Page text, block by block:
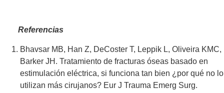
Referencias
Bhavsar MB, Han Z, DeCoster T, Leppik L, Oliveira KMC,
Barker JH. Tratamiento de fracturas óseas basado en
estimulación eléctrica, si funciona tan bien ¿por qué no lo
utilizan más cirujanos? Eur J Trauma Emerg Surg.